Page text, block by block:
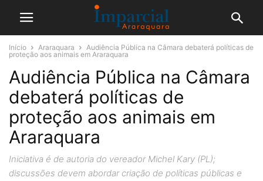
Início Araraquara
Audiência Pública na Câmara debaterá políticas de
proteção aos animais em Araraquara
Audiência Pública na Câmara
debaterá políticas de
proteção aos animais em
Araraquara
Iniciativa é de autoria do vereador Michel Kary (PL);
discussões devem abordar criação de políticas públicas e